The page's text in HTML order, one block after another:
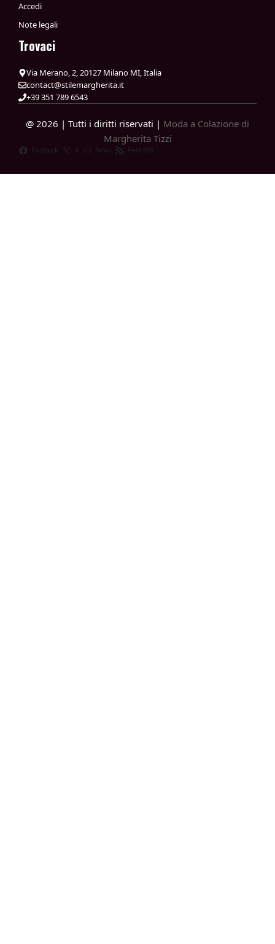
Accedi
Note legali
Trovaci
Via Merano, 2, 20127 Milano MI, Italia
contact@stilemargherita.it
+39 351 789 6543
@ 2026 | Tutti i diritti riservati | Moda a Colazione di
Margherita Tizzi
Facebook X News Feed RSS